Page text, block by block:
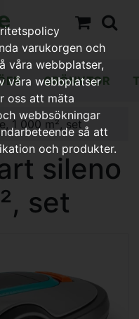
GRÖNYTOR
1 000 m², set
sileno
set
varukorgen och
våra webbplatser,
våra webbplatser
oss att mäta
webbsökningar
så att
och produkter.